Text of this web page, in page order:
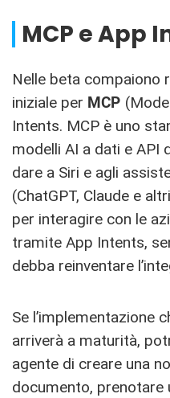
MCP e App
Nelle beta compaiono
iniziale per MCP
Intents. MCP è uno
modelli AI a dati e API
dare a Siri e agli
(ChatGPT, Claude e
per interagire con le
tramite App Intents,
debba reinventare
Se l’implementazione
arriverà a maturità,
agente di creare una
documento, prenotare